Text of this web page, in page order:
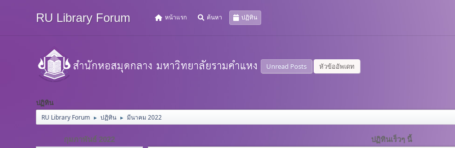
RU Library Forum หน้าแรก ค้นหา ปฏิทิน
Unread Posts หัวข้ออัพเดท
ปฏิทิน
RU Library Forum ► ปฏิทิน ► มีนาคม 2022
กุมภาพันธ์ 2022 ปฏิทินเร็วๆ นี้